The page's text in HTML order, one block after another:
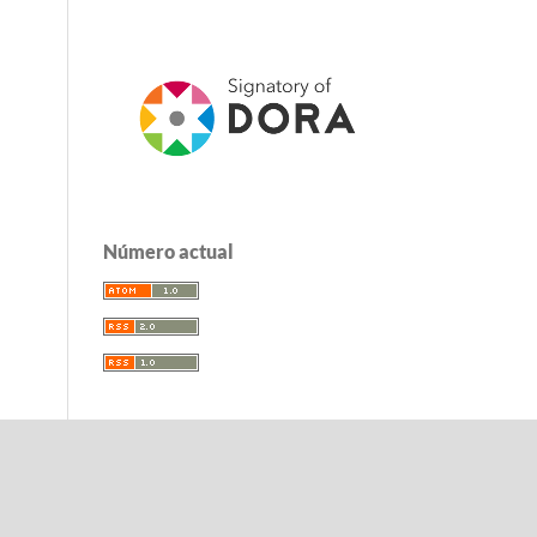
Número actual